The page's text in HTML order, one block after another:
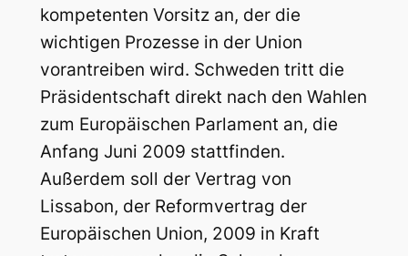
kompetenten Vorsitz an, der die
wichtigen Prozesse in der Union
vorantreiben wird. Schweden tritt die
Präsidentschaft direkt nach den Wahlen
zum Europäischen Parlament an, die
Anfang Juni 2009 stattfinden.
Außerdem soll der Vertrag von
Lissabon, der Reformvertrag der
Europäischen Union, 2009 in Kraft